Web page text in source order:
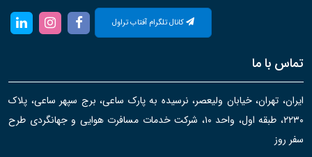
کانال تلگرام آفتاب تراول
تماس با ما
ایران، تهران، خیابان ولیعصر، نرسیده به پارک ساعی، برج سپهر ساعی، پلاک
۲۲۳۰، طبقه اول، واحد ۱۰، شرکت خدمات مسافرت هوایی و جهانگردی طرح
سفر روز